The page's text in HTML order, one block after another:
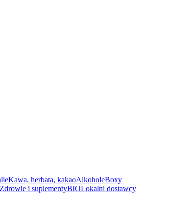
Kawa, herbata, kakaoAlkoholeBoxy
Zdrowie i suplementyBIOLokalni dostawcy